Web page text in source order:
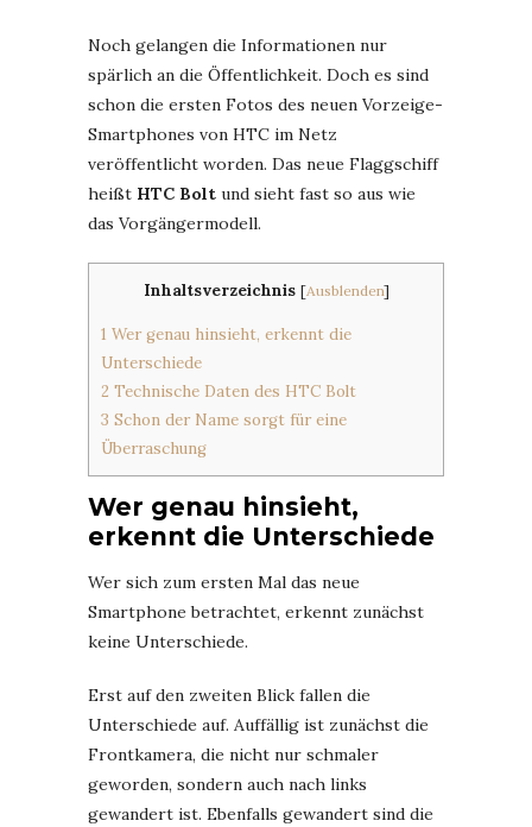
Noch gelangen die Informationen nur
spärlich an die Öffentlichkeit. Doch es sind
schon die ersten Fotos des neuen Vorzeige-
Smartphones von HTC im Netz
veröffentlicht worden. Das neue Flaggschiff
heißt HTC Bolt und sieht fast so aus wie
das Vorgängermodell.
Inhaltsverzeichnis [Ausblenden]
1 Wer genau hinsieht, erkennt die
Unterschiede
2 Technische Daten des HTC Bolt
3 Schon der Name sorgt für eine
Überraschung
Wer genau hinsieht,
erkennt die Unterschiede
Wer sich zum ersten Mal das neue
Smartphone betrachtet, erkennt zunächst
keine Unterschiede.
Erst auf den zweiten Blick fallen die
Unterschiede auf. Auffällig ist zunächst die
Frontkamera, die nicht nur schmaler
geworden, sondern auch nach links
gewandert ist. Ebenfalls gewandert sind die